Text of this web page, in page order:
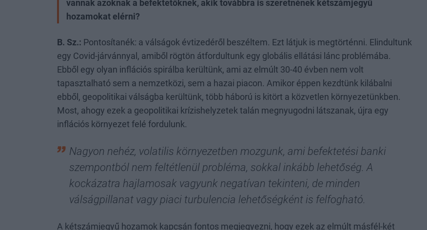
vannak azoknak a befektetőknek, akik továbbra is szeretnének kétszámjegyű
hozamokat elérni?
B. Sz.: Pontosítanék: a válságok évtizedéről beszéltem. Ezt látjuk is megtörténni. Elindultunk
egy Covid-járvánnyal, amiből rögtön átfordultunk egy globális ellátási lánc problémába.
Ebből egy olyan inflációs spirálba kerültünk, ami az elmúlt 30-40 évben nem volt
tapasztalható sem a nemzetközi, sem a hazai piacon. Amikor éppen kezdtünk kilábalni
ebből, geopolitikai válságba kerültünk, több háború is kitört a közvetlen környezetünkben.
Most, ahogy ezek a geopolitikai krízishelyzetek talán megnyugodni látszanak, újra egy
inflációs környezet felé fordulunk.
Nagyon nehéz, volatilis környezetben mozgunk, ami befektetési banki
szempontból nem feltétlenül probléma, sokkal inkább lehetőség. A
kockázatra hajlamosak vagyunk negatívan tekinteni, de minden
válságpillanat vagy piaci turbulencia lehetőségként is felfogható.
A kétszámjegyű hozamok kapcsán fontos megjegyezni, hogy ezek az elmúlt másfél-két